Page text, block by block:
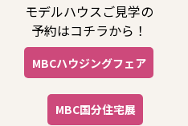
モデルハウスご見学の
予約はコチラから！
MBCハウジングフェア
MBC国分住宅展